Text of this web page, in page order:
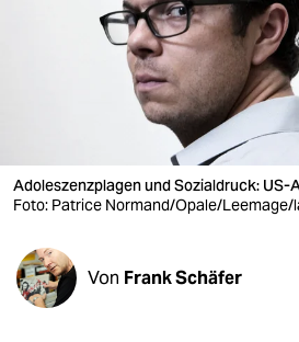
veranstaltungen
fragen & hilfe
unterstützen
Adoleszenzplagen und Sozialdruck: US-
Foto: Patrice Normand/Opale/Leemage/
Von Frank Schäfer